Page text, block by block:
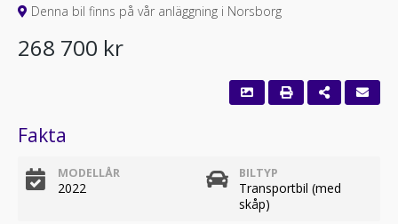
Denna bil finns på vår anläggning i Norsborg
268 700 kr
Fakta
MODELLÅR
2022
BILTYP
Transportbil (med
skåp)